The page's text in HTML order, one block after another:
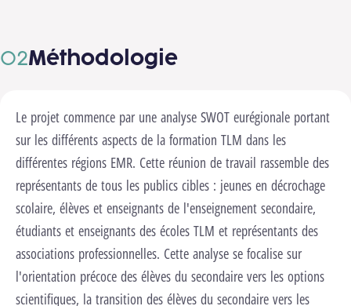
Méthodologie
Le projet commence par une analyse SWOT eurégionale portant
sur les différents aspects de la formation TLM dans les
différentes régions EMR. Cette réunion de travail rassemble des
représentants de tous les publics cibles : jeunes en décrochage
scolaire, élèves et enseignants de l'enseignement secondaire,
étudiants et enseignants des écoles TLM et représentants des
associations professionnelles. Cette analyse se focalise sur
l'orientation précoce des élèves du secondaire vers les options
scientifiques, la transition des élèves du secondaire vers les